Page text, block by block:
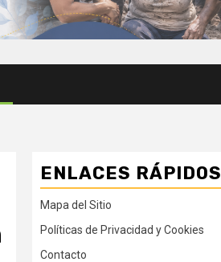
ENLACES RÁPIDOS
Mapa del Sitio
Políticas de Privacidad y Cookies
Contacto